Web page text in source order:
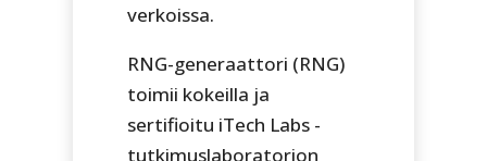
verkoissa.
RNG-generaattori (RNG)
toimii kokeilla ja
sertifioitu iTech Labs -
tutkimuslaboratorion